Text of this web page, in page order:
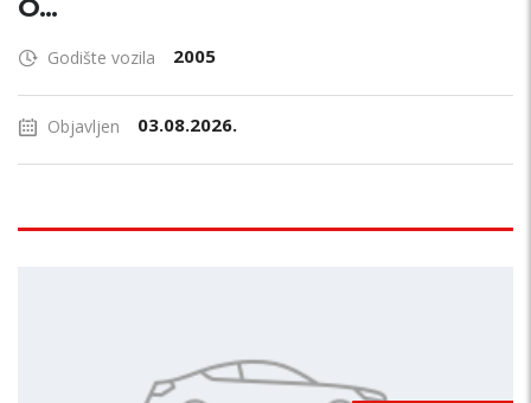
O...
Godište vozila 2005
Objavljen 03.08.2026.